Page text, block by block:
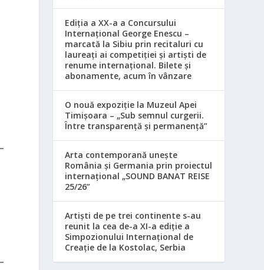
Ediția a XX-a a Concursului
Internațional George Enescu –
marcată la Sibiu prin recitaluri cu
laureați ai competiției și artiști de
renume internațional. Bilete și
abonamente, acum în vânzare
O nouă expoziție la Muzeul Apei
Timișoara – „Sub semnul curgerii.
Între transparență și permanență”
Arta contemporană unește
România și Germania prin proiectul
internațional „SOUND BANAT REISE
25/26”
Artiști de pe trei continente s-au
reunit la cea de-a XI-a ediție a
Simpozionului Internațional de
Creație de la Kostolac, Serbia